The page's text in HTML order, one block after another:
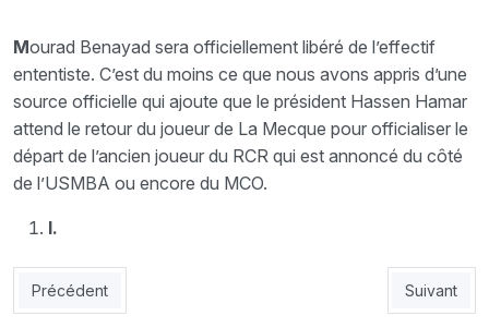
Mourad Benayad sera officiellement libéré de l’effectif
ententiste. C’est du moins ce que nous avons appris d’une
source officielle qui ajoute que le président Hassen Hamar
attend le retour du joueur de La Mecque pour officialiser le
départ de l’ancien joueur du RCR qui est annoncé du côté
de l’USMBA ou encore du MCO.
I.
Article précédent : Aït-Djoudi, nouvel entraîneur du CRB :
Précédent Article
Suivant